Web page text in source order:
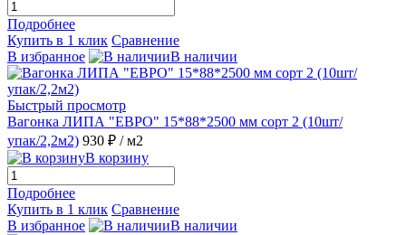
Подробнее
Купить в 1 клик Сравнение
В избранное
В наличии
Быстрый просмотр
Вагонка ЛИПА "ЕВРО" 15*88*2500 мм сорт 2 (10шт/
упак/2,2м2) 930 ₽ / м2
В корзину
Подробнее
Купить в 1 клик Сравнение
В избранное
В наличии